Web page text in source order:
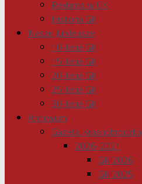
Reklama w GK
Historia GK
Nasze Jubileusze
10-lecie GK
15-lecie GK
20-lecie GK
25-lecie GK
30-lecie GK
Archiwum
Gazeta Krasnobrodzka
2026-2021
GK 2026
GK 2025